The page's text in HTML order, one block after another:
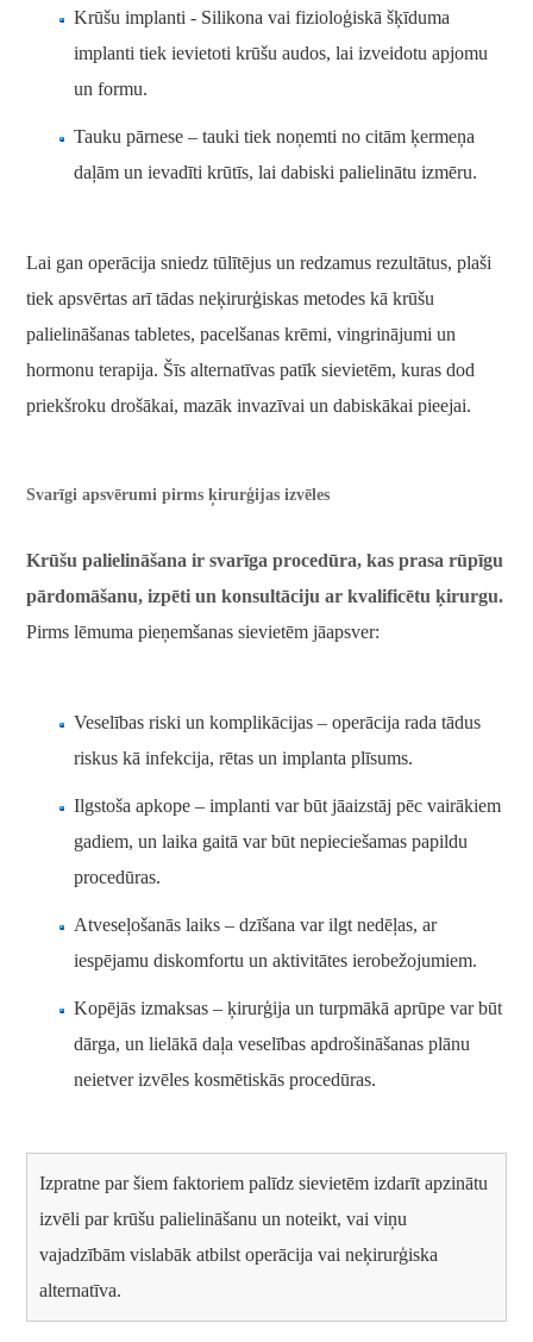
Krūšu implanti - Silikona vai fizioloģiskā šķīduma
implanti tiek ievietoti krūšu audos, lai izveidotu apjomu
un formu.
Tauku pārnese – tauki tiek noņemti no citām ķermeņa
daļām un ievadīti krūtīs, lai dabiski palielinātu izmēru.
Lai gan operācija sniedz tūlītējus un redzamus rezultātus, plaši
tiek apsvērtas arī tādas neķirurģiskas metodes kā krūšu
palielināšanas tabletes, pacelšanas krēmi, vingrinājumi un
hormonu terapija. Šīs alternatīvas patīk sievietēm, kuras dod
priekšroku drošākai, mazāk invazīvai un dabiskākai pieejai.
Svarīgi apsvērumi pirms ķirurģijas izvēles
Krūšu palielināšana ir svarīga procedūra, kas prasa rūpīgu
pārdomāšanu, izpēti un konsultāciju ar kvalificētu ķirurgu.
Pirms lēmuma pieņemšanas sievietēm jāapsver:
Veselības riski un komplikācijas – operācija rada tādus
riskus kā infekcija, rētas un implanta plīsums.
Ilgstoša apkope – implanti var būt jāaizstāj pēc vairākiem
gadiem, un laika gaitā var būt nepieciešamas papildu
procedūras.
Atveseļošanās laiks – dzīšana var ilgt nedēļas, ar
iespējamu diskomfortu un aktivitātes ierobežojumiem.
Kopējās izmaksas – ķirurģija un turpmākā aprūpe var būt
dārga, un lielākā daļa veselības apdrošināšanas plānu
neietver izvēles kosmētiskās procedūras.
Izpratne par šiem faktoriem palīdz sievietēm izdarīt apzinātu
izvēli par krūšu palielināšanu un noteikt, vai viņu
vajadzībām vislabāk atbilst operācija vai neķirurģiska
alternatīva.